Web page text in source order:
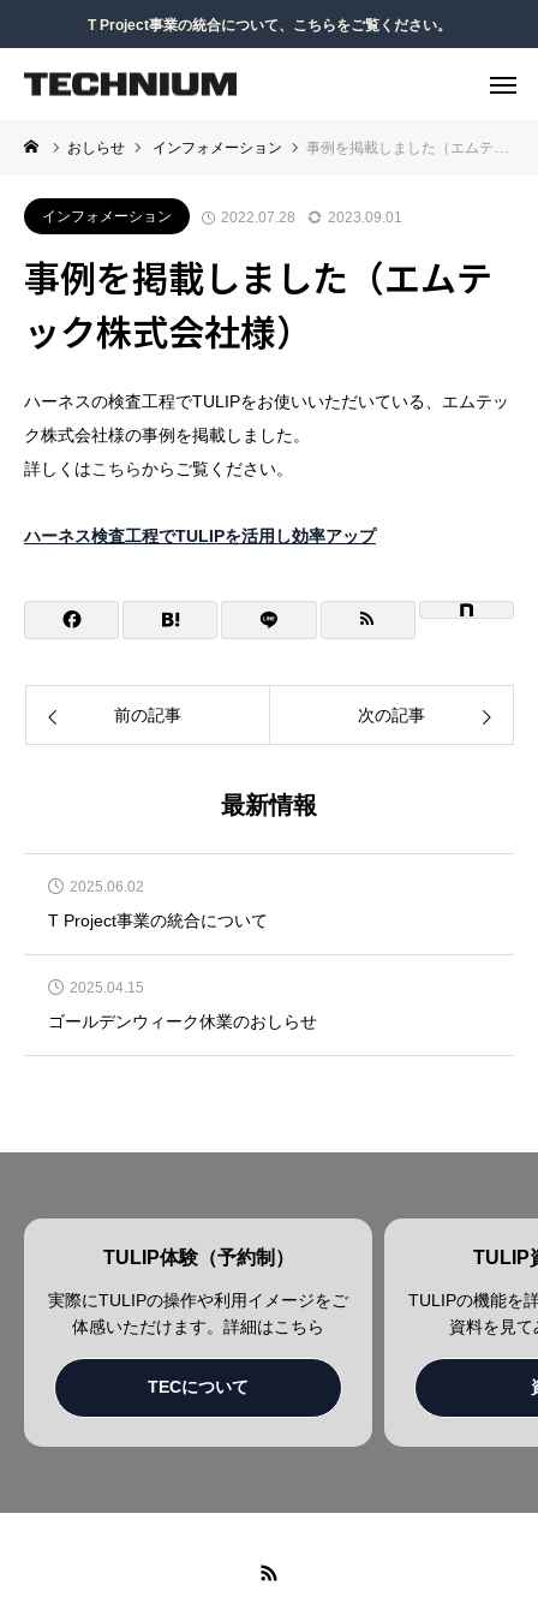
T Project事業の統合について、こちらをご覧ください。
おしらせ インフォメーション 事例を掲載しました（エムテック株式会社様）
インフォメーション 2022.07.28 2023.09.01
事例を掲載しました（エムテ
ック株式会社様）
ハーネスの検査工程でTULIPをお使いいただいている、エムテッ
ク株式会社様の事例を掲載しました。
詳しくはこちらからご覧ください。
ハーネス検査工程でTULIPを活用し効率アップ
前の記事 次の記事
最新情報
2025.06.02
T Project事業の統合について
2025.04.15
ゴールデンウィーク休業のおしらせ
TULIP体験（予約制）
実際にTULIPの操作や利用イメージをご
体感いただけます。詳細はこちら
TECについて
TULIP
TULIPの機能を
資料を見